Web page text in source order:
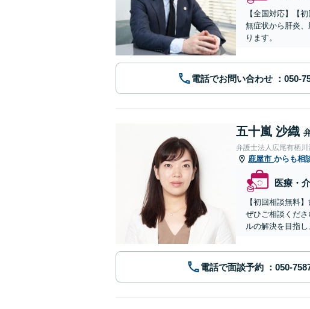
【全国対応】【
無症状から肝炎
ります。
電話でお問い合わせ
五十嵐 沙織
弁護士法人広尾有栖
鹿屋市 からも相
医療・
【初回相談無料
ぜひご相談くだ
ルの解決を目指し
電話で面談予約